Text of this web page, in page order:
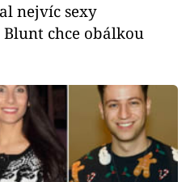
nejvíc sexy
chce obálkou